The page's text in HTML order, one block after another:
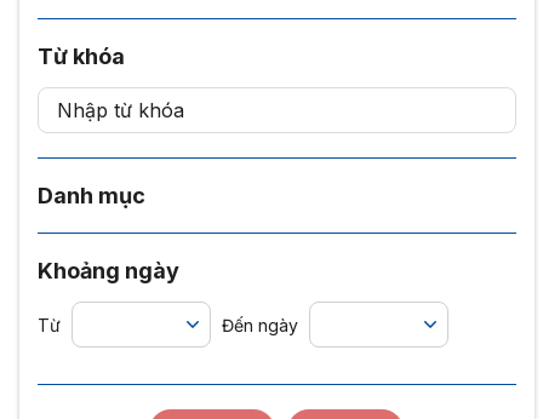
Từ khóa
Danh mục
Khoảng ngày
Từ Đến ngày